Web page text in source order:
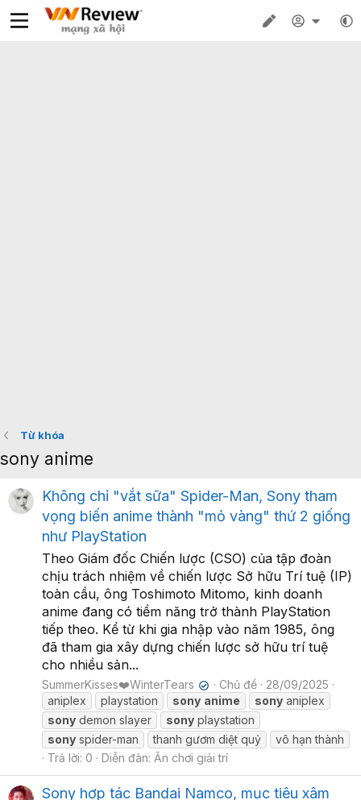
Từ khóa
sony anime
Không chỉ "vắt sữa" Spider-Man, Sony tham
vọng biến anime thành "mỏ vàng" thứ 2 giống
như PlayStation
Theo Giám đốc Chiến lược (CSO) của tập đoàn
chịu trách nhiệm về chiến lược Sở hữu Trí tuệ (IP)
toàn cầu, ông Toshimoto Mitomo, kinh doanh
anime đang có tiềm năng trở thành PlayStation
tiếp theo. Kể từ khi gia nhập vào năm 1985, ông
đã tham gia xây dựng chiến lược sở hữu trí tuệ
cho nhiều sản...
SummerKisses❤️WinterTears ✔ Chủ đề
28/09/2025
aniplex
playstation sony anime sony aniplex
sony demon slayer sony playstation
sony spider-man thanh gươm diệt quỷ
vô hạn thành
Trả lời: 0
Diễn đàn: Ăn chơi giải trí
Sony hợp tác Bandai Namco, mục tiêu xâm